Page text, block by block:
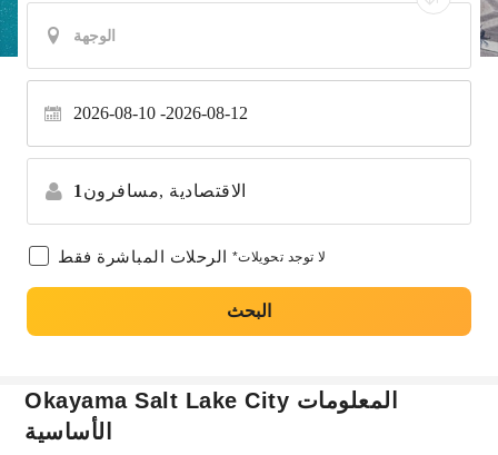
2026-08-10 2026-08-12
1 مسافرون, الاقتصادية
الرحلات المباشرة فقط *لا توجد تحويلات
البحث
Okayama Salt Lake City المعلومات
الأساسية